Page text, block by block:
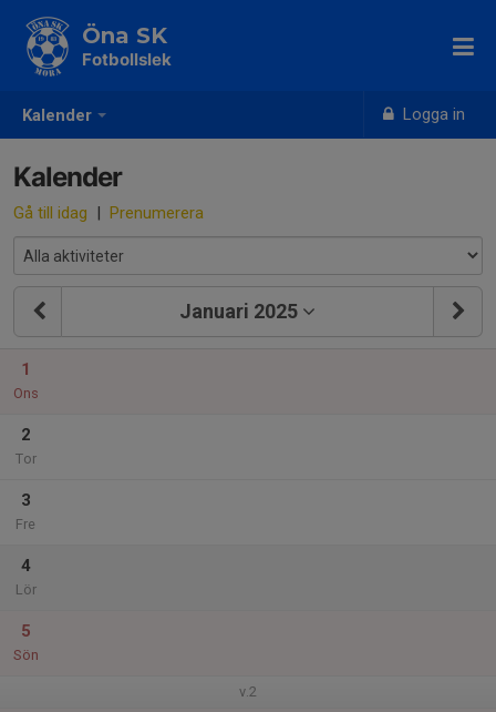
Kalender Logga in
Öna SK
Fotbollslek
Kalender
Gå till idag | Prenumerera
Januari 2025
1
Ons
2
Tor
3
Fre
4
Lör
5
Sön
v.2